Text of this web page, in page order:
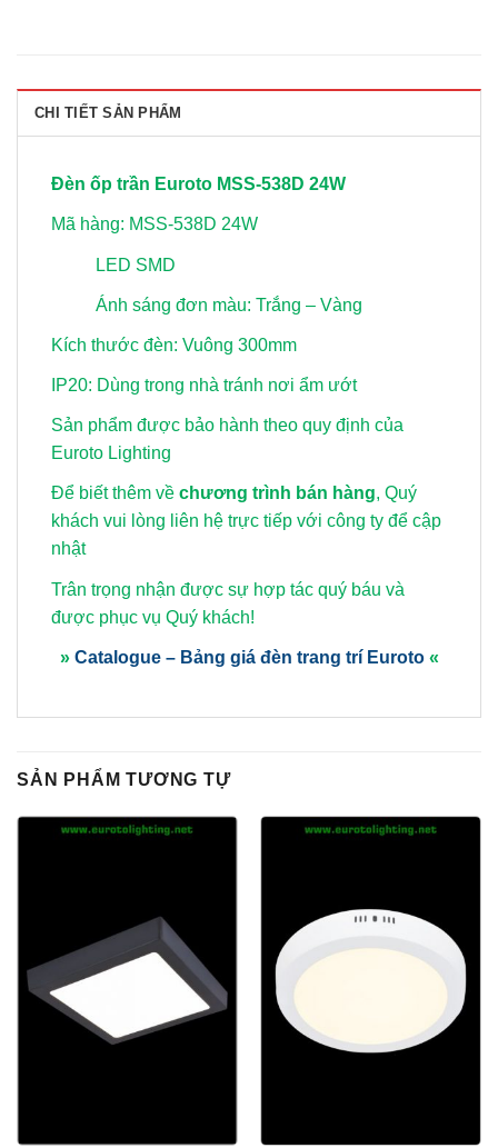
CHI TIẾT SẢN PHẨM
Đèn ốp trần Euroto MSS-538D 24W
Mã hàng: MSS-538D 24W
LED SMD
Ánh sáng đơn màu: Trắng – Vàng
Kích thước đèn: Vuông 300mm
IP20: Dùng trong nhà tránh nơi ẩm ướt
Sản phẩm được bảo hành theo quy định của
Euroto Lighting
Để biết thêm về chương trình bán hàng, Quý
khách vui lòng liên hệ trực tiếp với công ty để cập
nhật
Trân trọng nhận được sự hợp tác quý báu và
được phục vụ Quý khách!
» Catalogue – Bảng giá đèn trang trí Euroto «
SẢN PHẨM TƯƠNG TỰ